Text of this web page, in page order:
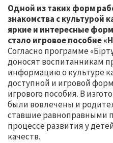
Одной из таких форм
знакомства с культурой
яркие и интересные
стало игровое пособие
Согласно программе
доносят воспитанникам
информацию о культуре
доступной и игровой
игрового пособия. В
были вовлечены и
ставшие равноправными
процессе развития у
качеств.